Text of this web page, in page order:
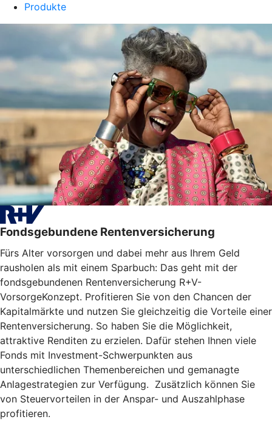
Produkte
Fondsgebundene Rentenversicherung
Fürs Alter vorsorgen und dabei mehr aus Ihrem Geld
rausholen als mit einem Sparbuch: Das geht mit der
fondsgebundenen Rentenversicherung R+V-
VorsorgeKonzept. Profitieren Sie von den Chancen der
Kapitalmärkte und nutzen Sie gleichzeitig die Vorteile einer
Rentenversicherung. So haben Sie die Möglichkeit,
attraktive Renditen zu erzielen. Dafür stehen Ihnen viele
Fonds mit Investment-Schwerpunkten aus
unterschiedlichen Themenbereichen und gemanagte
Anlagestrategien zur Verfügung. Zusätzlich können Sie
von Steuervorteilen in der Anspar- und Auszahlphase
profitieren.